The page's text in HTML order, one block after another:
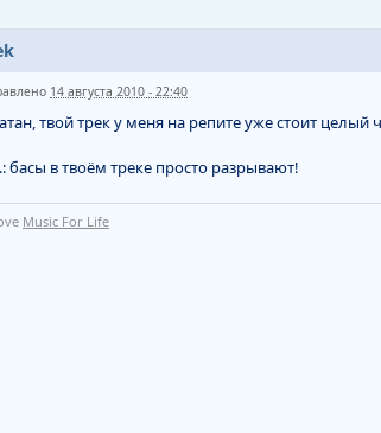
14 августа 2010 - 22:40
твой трек у меня на репите уже стоит
басы в твоём треке просто разрывают!
Music For Life